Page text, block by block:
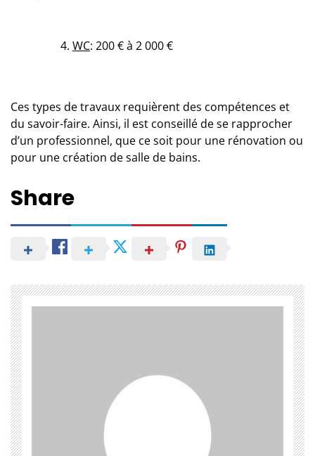
WC: 200 € à 2 000 €
Ces types de travaux requièrent des compétences et
du savoir-faire. Ainsi, il est conseillé de se rapprocher
d’un professionnel, que ce soit pour une rénovation ou
pour une création de salle de bains.
Share